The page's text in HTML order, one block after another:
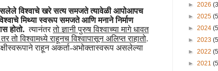
असलेले विश्वाचे खरे सत्य समजते त्यावेळी आपोआपच
मिथ्या स्वरूप समजते आणि मनाने निर्माण
होतो. त्यानंतरतो ज्ञानी पुरुष विश्वाच्या मागे धावत
तो विश्वामध्ये राहूनच विश्वापासून अलिप्त राहातो.
राहून अकर्ता-अभोक्तास्वरूप असलेल्या
► 2026
► 2025
► 2024
► 2023
► 2022
► 2021